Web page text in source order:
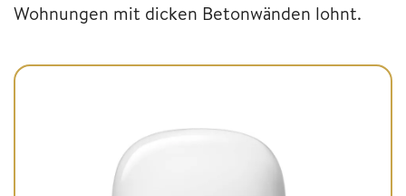
Wohnungen mit dicken Betonwänden lohnt.